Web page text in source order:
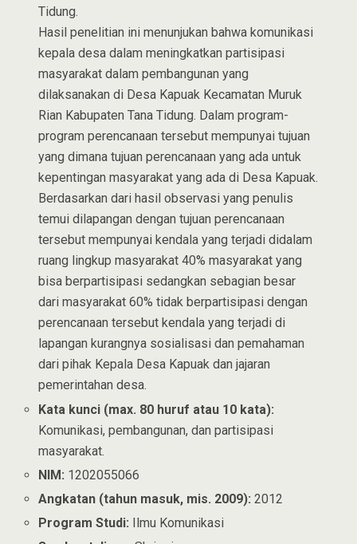
Tidung.
Hasil penelitian ini menunjukan bahwa komunikasi
kepala desa dalam meningkatkan partisipasi
masyarakat dalam pembangunan yang
dilaksanakan di Desa Kapuak Kecamatan Muruk
Rian Kabupaten Tana Tidung. Dalam program-
program perencanaan tersebut mempunyai tujuan
yang dimana tujuan perencanaan yang ada untuk
kepentingan masyarakat yang ada di Desa Kapuak.
Berdasarkan dari hasil observasi yang penulis
temui dilapangan dengan tujuan perencanaan
tersebut mempunyai kendala yang terjadi didalam
ruang lingkup masyarakat 40% masyarakat yang
bisa berpartisipasi sedangkan sebagian besar
dari masyarakat 60% tidak berpartisipasi dengan
perencanaan tersebut kendala yang terjadi di
lapangan kurangnya sosialisasi dan pemahaman
dari pihak Kepala Desa Kapuak dan jajaran
pemerintahan desa.
Kata kunci (max. 80 huruf atau 10 kata):
Komunikasi, pembangunan, dan partisipasi
masyarakat.
NIM: 1202055066
Angkatan (tahun masuk, mis. 2009): 2012
Program Studi: Ilmu Komunikasi